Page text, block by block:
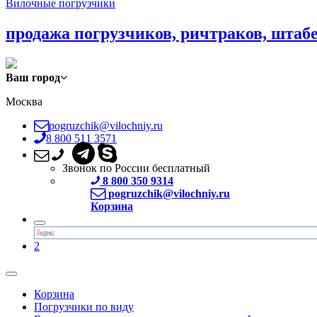
Вилочные погрузчики
продажа погрузчиков, ричтраков,
Ваш город
Москва
pogruzchik@vilochniy.ru
8 800 511 3571
Звонок по России бесплатный
8 800 350 9314
pogruzchik@vilochniy.ru
Корзина
2
Корзина
Погрузчики по виду